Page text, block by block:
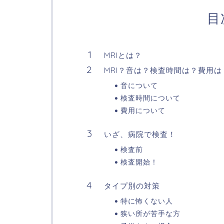
目
MRIとは？
MRI？音は？検査時間は？費用は
音について
検査時間について
費用について
いざ、病院で検査！
検査前
検査開始！
タイプ別の対策
特に怖くない人
狭い所が苦手な方